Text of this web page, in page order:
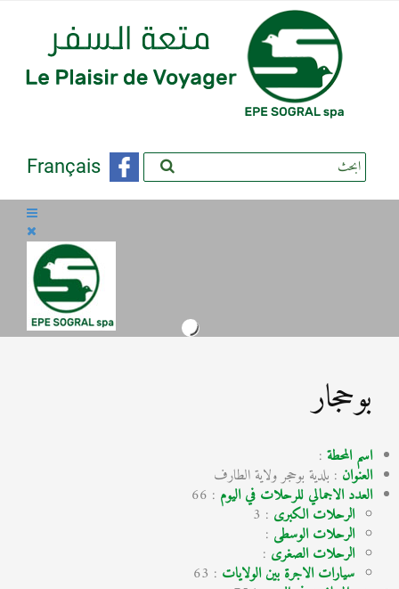
Français
بوحجار
اسم المحطة :
العنوان : بلدية بوحجر ولاية الطارف
العدد الاجمالي للرحلات في اليوم : 66
الرحلات الكبرى : 3
الرحلات الوسطى :
الرحلات الصغرى :
سيارات الاجرة بين الولايات : 63